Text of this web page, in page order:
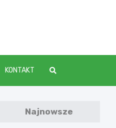
KONTAKT
Najnowsze